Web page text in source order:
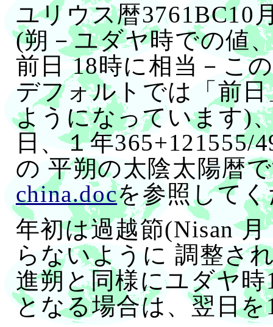
ユリウス暦3761BC10
(朔－ユダヤ時での値
前日 18時に相当－こ
デフォルトでは「前
ようになっています)
日、１年365+121555/
の 平朔の太陰太陽暦
china.docを参照して
年初は過越節(Nisan
らないように 調整さ
進朔と同様にユダヤ
となる場合は、翌日